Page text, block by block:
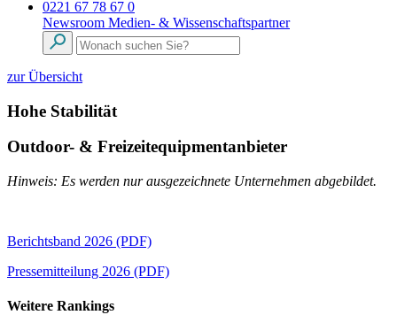
0221 67 78 67 0
Newsroom Medien- & Wissenschaftspartner
zur Übersicht
Hohe Stabilität
Outdoor- & Freizeitequipmentanbieter
Hinweis: Es werden nur ausgezeichnete Unternehmen abgebildet.
Berichtsband 2026 (PDF)
Pressemitteilung 2026 (PDF)
Weitere Rankings